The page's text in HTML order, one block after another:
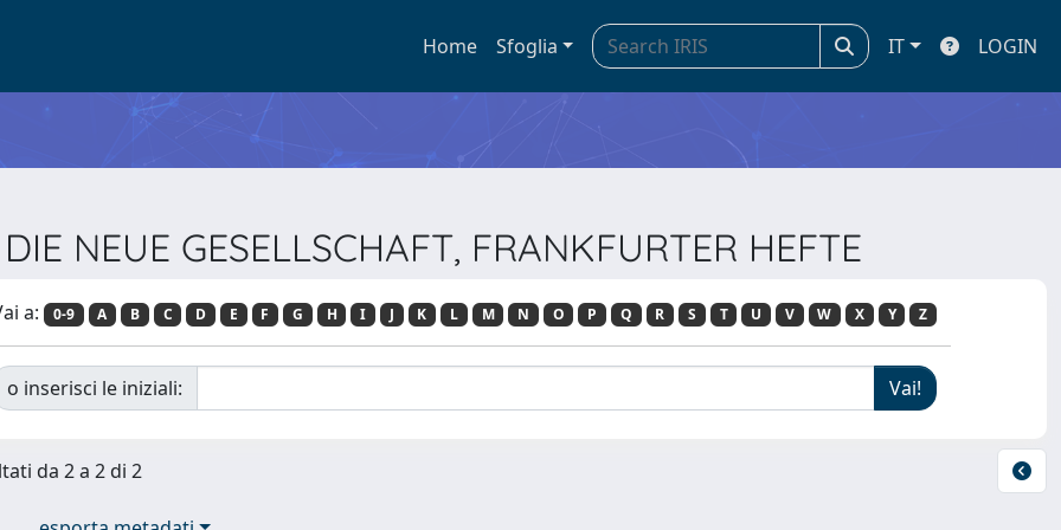
Home Sfoglia IT LOGIN
NEUE GESELLSCHAFT, FRANKFURTER HEFTE
a: 0-9 A B C D E F G H I J K L M N O P Q R S T U V W X Y Z
o inserisci le iniziali:
da 2 a 2 di 2